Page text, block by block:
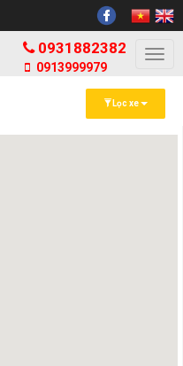
0931882382
0913999979
Lọc xe